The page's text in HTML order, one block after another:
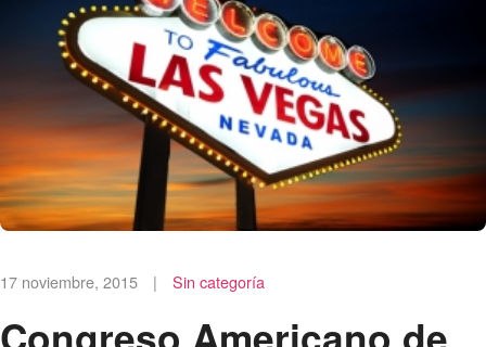
17 noviembre, 2015 | Sin categoría